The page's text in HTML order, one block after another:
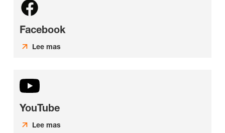
Facebook
Lee mas
YouTube
Lee mas